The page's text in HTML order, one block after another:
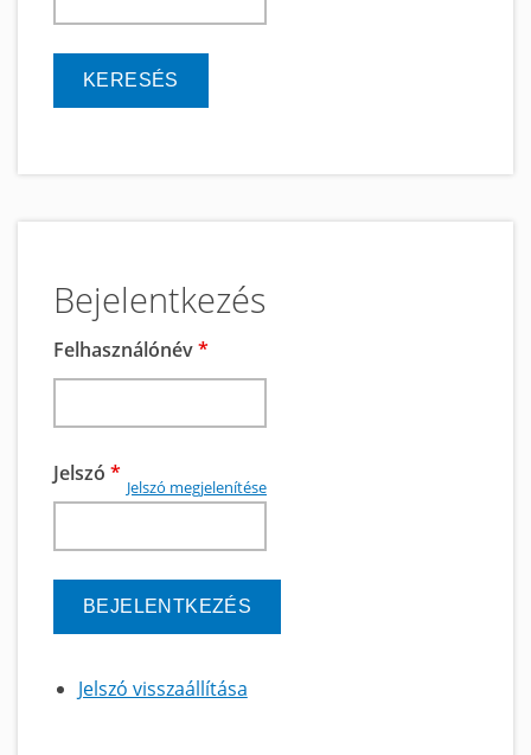
Bejelentkezés
Felhasználónév*
Jelszó *
Jelszó megjelenítése
Jelszó visszaállítása